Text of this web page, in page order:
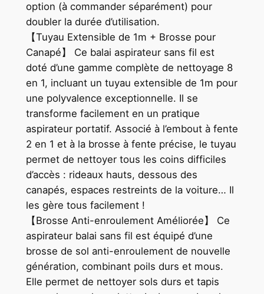
option (à commander séparément) pour
doubler la durée d’utilisation.
【Tuyau Extensible de 1m + Brosse pour
Canapé】 Ce balai aspirateur sans fil est
doté d’une gamme complète de nettoyage 8
en 1, incluant un tuyau extensible de 1m pour
une polyvalence exceptionnelle. Il se
transforme facilement en un pratique
aspirateur portatif. Associé à l’embout à fente
2 en 1 et à la brosse à fente précise, le tuyau
permet de nettoyer tous les coins difficiles
d’accès : rideaux hauts, dessous des
canapés, espaces restreints de la voiture… Il
les gère tous facilement !
【Brosse Anti-enroulement Améliorée】 Ce
aspirateur balai sans fil est équipé d’une
brosse de sol anti-enroulement de nouvelle
génération, combinant poils durs et mous.
Elle permet de nettoyer sols durs et tapis